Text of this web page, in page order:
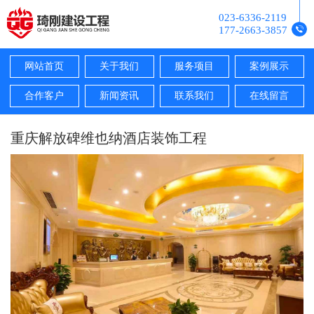
023-6336-2119
177-2663-3857
网站首页 关于我们 服务项目 案例展示
合作客户 新闻资讯 联系我们 在线留言
重庆解放碑维也纳酒店装饰工程